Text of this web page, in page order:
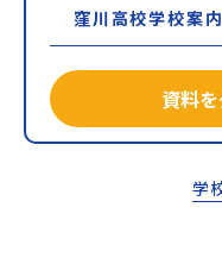
窪川高校学校案内
資料
学